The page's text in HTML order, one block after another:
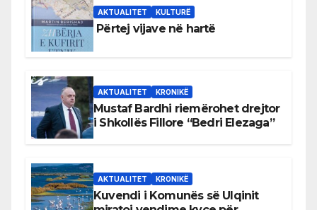
AKTUALITET KULTURË
Përtej vijave në hartë
AKTUALITET KRONIKË
Mustaf Bardhi riemërohet drejtor
i Shkollës Fillore “Bedri Elezaga”
AKTUALITET KRONIKË
Kuvendi i Komunës së Ulqinit